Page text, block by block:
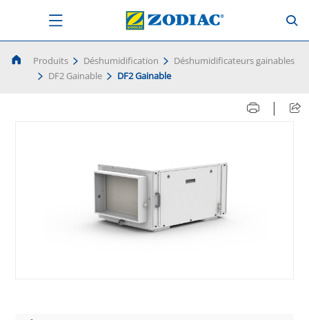
Produits Déshumidification
Déshumidificateurs gainables
DF2 Gainable
DF2 Gainable
|